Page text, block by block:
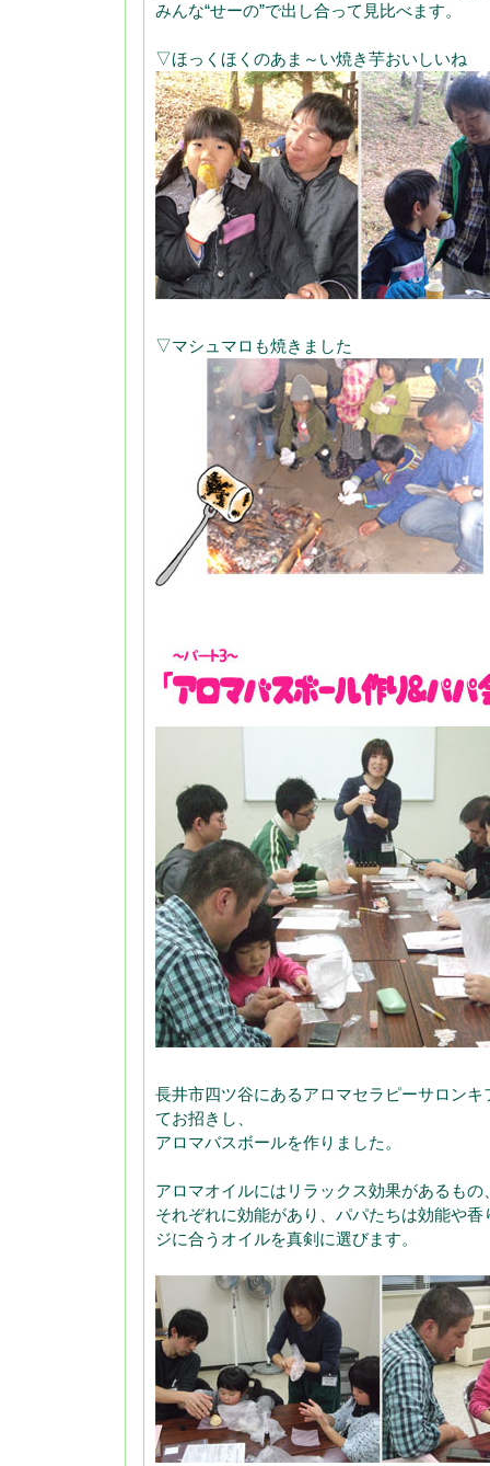
みんな“せーの”で出し合って見比べます。
▽ほっくほくのあま～い焼き芋おいしいね
▽マシュマロも焼きました
長井市四ツ谷にあるアロマセラピーサロン
てお招きし、
アロマバスボールを作りました。
アロマオイルにはリラックス効果があるも
それぞれに効能があり、パパたちは効能や
ジに合うオイルを真剣に選びます。